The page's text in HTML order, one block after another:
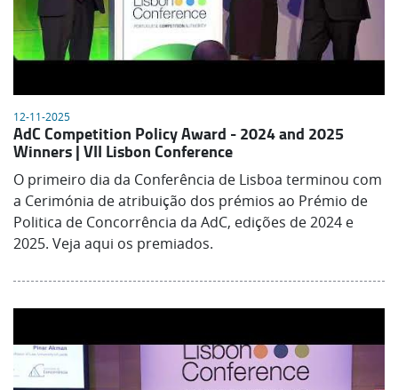
12-11-2025
AdC Competition Policy Award - 2024 and 2025
Winners | VII Lisbon Conference
O primeiro dia da Conferência de Lisboa terminou com
a Cerimónia de atribuição dos prémios ao Prémio de
Politica de Concorrência da AdC, edições de 2024 e
2025. Veja aqui os premiados.